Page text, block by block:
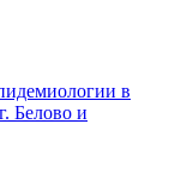
в
Белово и